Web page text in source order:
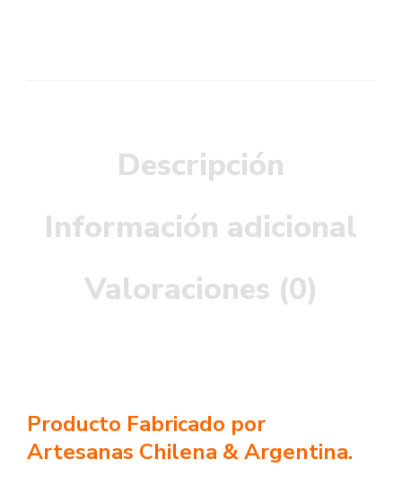
Descripción
Información adicional
Valoraciones (0)
Producto Fabricado por
Artesanas Chilena & Argentina.